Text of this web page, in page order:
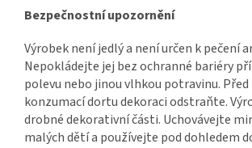
Bezpečnostní upozornění
Výrobek není jedlý a není určen k pečení
Nepokládejte jej bez ochranné bariéry
polevu nebo jinou vlhkou potravinu.
konzumací dortu dekoraci odstraňte.
drobné dekorativní části. Uchovávejte
malých dětí a používejte pod dohledem